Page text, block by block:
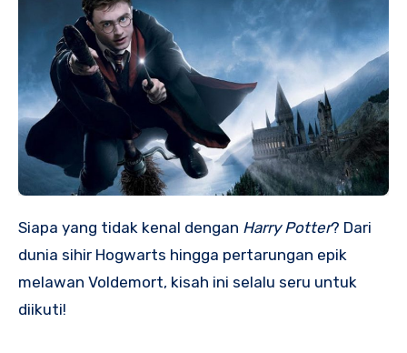
Siapa yang tidak kenal dengan Harry Potter? Dari
dunia sihir Hogwarts hingga pertarungan epik
melawan Voldemort, kisah ini selalu seru untuk
diikuti!